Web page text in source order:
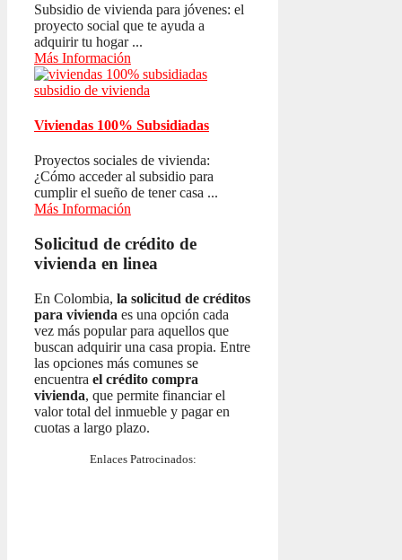
Subsidio de vivienda para jóvenes: el
proyecto social que te ayuda a
adquirir tu hogar ...
Más Información
Viviendas 100% Subsidiadas
Proyectos sociales de vivienda:
¿Cómo acceder al subsidio para
cumplir el sueño de tener casa ...
Más Información
Solicitud de crédito de
vivienda en linea
En Colombia, la solicitud de créditos
para vivienda es una opción cada
vez más popular para aquellos que
buscan adquirir una casa propia. Entre
las opciones más comunes se
encuentra el crédito compra
vivienda, que permite financiar el
valor total del inmueble y pagar en
cuotas a largo plazo.
Enlaces Patrocinados: